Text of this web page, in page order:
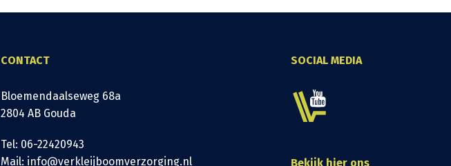
CONTACT
Bloemendaalseweg 68a
2804 AB Gouda
Tel: 06-22420943
Mail: info@verkleijboomverzorging.nl
SOCIAL MEDIA
Bekijk hier ons